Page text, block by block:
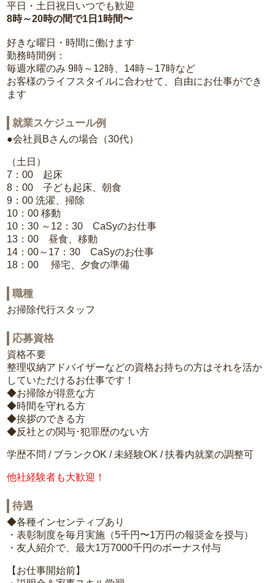
平日・土日祝日いつでも歓迎
8時～20時の間で1日1時間〜
好きな曜日・時間に働けます
勤務時間例：
毎週水曜のみ 9時～12時、14時～17時など
お客様のライフスタイルに合わせて、自由にお仕事ができ
ます
就業スケジュール例
●会社員Bさんの場合（30代）
（土日）
7：00 起床
8：00 子ども起床、朝食
9：00 洗濯、掃除
10：00 移動
10：30 ～12：30 CaSyのお仕事
13：00 昼食、移動
14：00～17：30 CaSyのお仕事
18：00 帰宅、夕食の準備
職種
お掃除代行スタッフ
応募資格
資格不要
整理収納アドバイザーなどの資格お持ちの方はそれを活か
していただけるお仕事です！
◆お掃除が得意な方
◆時間を守れる方
◆挨拶のできる方
◆反社との関与･犯罪歴のない方
学歴不問 / ブランクOK / 未経験OK / 扶養内就業の調整可
他社経験者も大歓迎！
待遇
◆各種インセンティブあり
・表彰制度を毎月実施（5千円〜1万円の報奨金を授与）
・友人紹介で、最大1万7000千円のボーナス付与
【お仕事開始前】